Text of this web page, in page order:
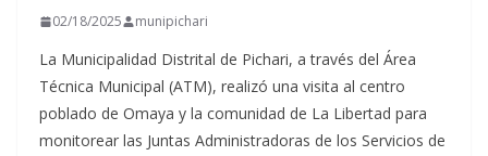
02/18/2025 munipichari
La Municipalidad Distrital de Pichari, a través del Área
Técnica Municipal (ATM), realizó una visita al centro
poblado de Omaya y la comunidad de La Libertad para
monitorear las Juntas Administradoras de los Servicios de